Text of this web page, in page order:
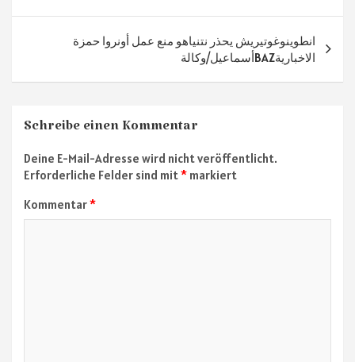
انطوينوغوتيريش يحذر نتنياهو منع عمل أونروا حمزة
أسماعيل/وكالةBAZالاخبارية
Schreibe einen Kommentar
Deine E-Mail-Adresse wird nicht veröffentlicht.
Erforderliche Felder sind mit* markiert
Kommentar*